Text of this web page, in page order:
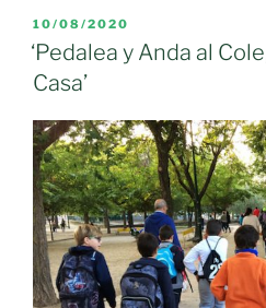
PUBLICADO
EL
10/08/2020
‘Pedalea y Anda al
Casa’